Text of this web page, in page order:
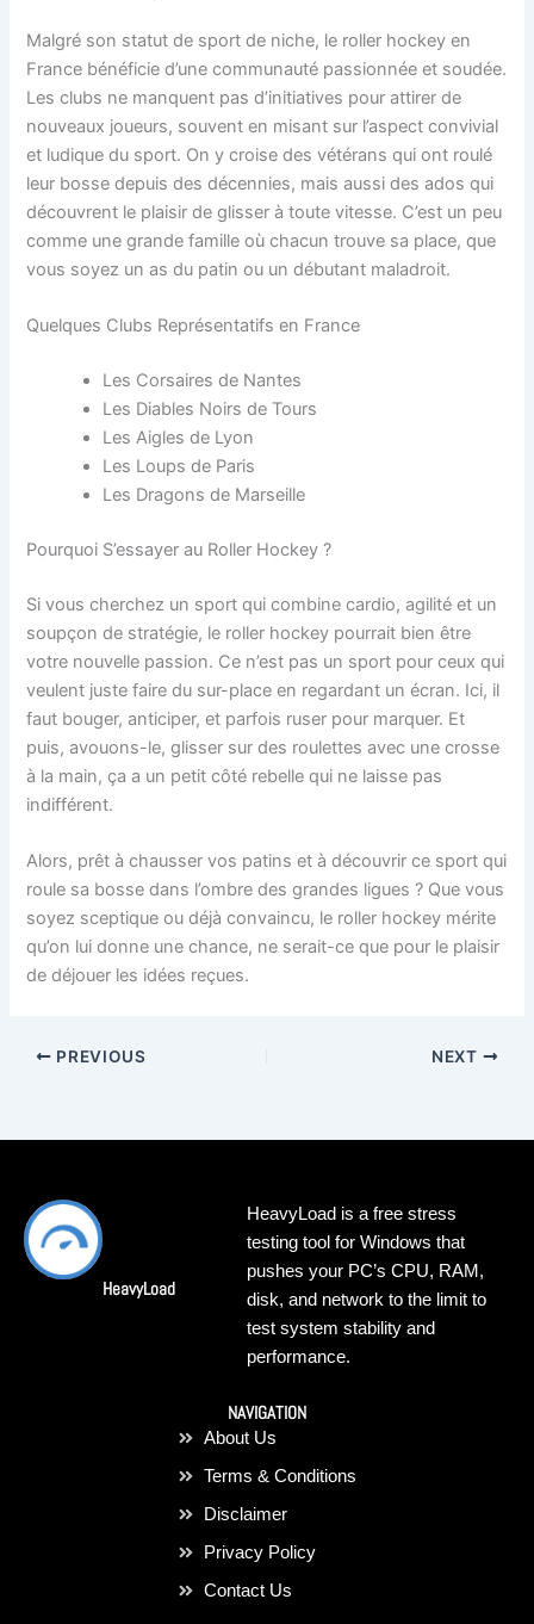
Malgré son statut de sport de niche, le roller hockey en
France bénéficie d’une communauté passionnée et soudée.
Les clubs ne manquent pas d’initiatives pour attirer de
nouveaux joueurs, souvent en misant sur l’aspect convivial
et ludique du sport. On y croise des vétérans qui ont roulé
leur bosse depuis des décennies, mais aussi des ados qui
découvrent le plaisir de glisser à toute vitesse. C’est un peu
comme une grande famille où chacun trouve sa place, que
vous soyez un as du patin ou un débutant maladroit.
Quelques Clubs Représentatifs en France
Les Corsaires de Nantes
Les Diables Noirs de Tours
Les Aigles de Lyon
Les Loups de Paris
Les Dragons de Marseille
Pourquoi S’essayer au Roller Hockey ?
Si vous cherchez un sport qui combine cardio, agilité et un
soupçon de stratégie, le roller hockey pourrait bien être
votre nouvelle passion. Ce n’est pas un sport pour ceux qui
veulent juste faire du sur-place en regardant un écran. Ici, il
faut bouger, anticiper, et parfois ruser pour marquer. Et
puis, avouons-le, glisser sur des roulettes avec une crosse
à la main, ça a un petit côté rebelle qui ne laisse pas
indifférent.
Alors, prêt à chausser vos patins et à découvrir ce sport qui
roule sa bosse dans l’ombre des grandes ligues ? Que vous
soyez sceptique ou déjà convaincu, le roller hockey mérite
qu’on lui donne une chance, ne serait-ce que pour le plaisir
de déjouer les idées reçues.
PREVIOUS NEXT
HeavyLoad
HeavyLoad is a free stress
testing tool for Windows that
pushes your PC’s CPU, RAM,
disk, and network to the limit to
test system stability and
performance.
NAVIGATION
About Us
Terms & Conditions
Disclaimer
Privacy Policy
Contact Us